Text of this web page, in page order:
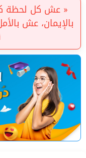
« عش كل لحظة
بالإيمان، عش